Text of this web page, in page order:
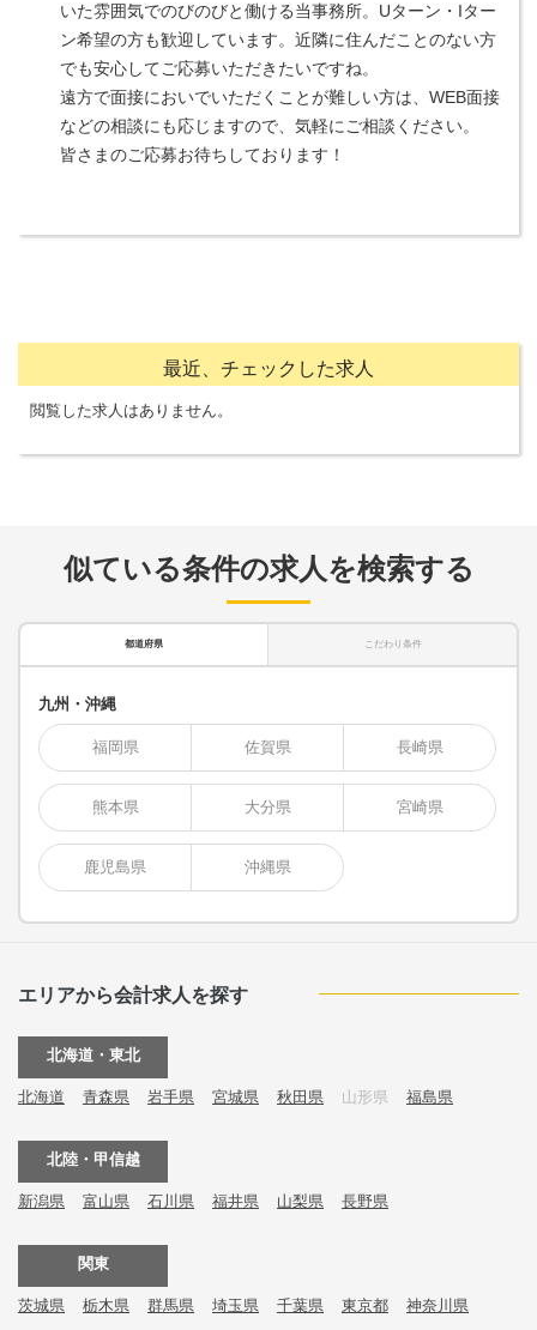
いた雰囲気でのびのびと働ける当事務所。Uターン・Iター
ン希望の方も歓迎しています。近隣に住んだことのない方
でも安心してご応募いただきたいですね。
遠方で面接においでいただくことが難しい方は、WEB面接
などの相談にも応じますので、気軽にご相談ください。
皆さまのご応募お待ちしております！
最近、チェックした求人
閲覧した求人はありません。
似ている条件の求人を検索する
都道府県 こだわり条件
九州・沖縄
福岡県 佐賀県 長崎県
熊本県 大分県 宮崎県
鹿児島県 沖縄県
エリアから会計求人を探す
北海道・東北
北海道 青森県 岩手県 宮城県 秋田県 山形県 福島県
北陸・甲信越
新潟県 富山県 石川県 福井県 山梨県 長野県
関東
茨城県 栃木県 群馬県 埼玉県 千葉県 東京都 神奈川県